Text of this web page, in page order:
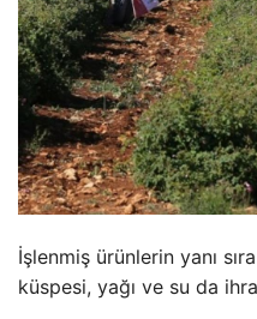
İşlenmiş ürünlerin yanı
küspesi, yağı ve su da